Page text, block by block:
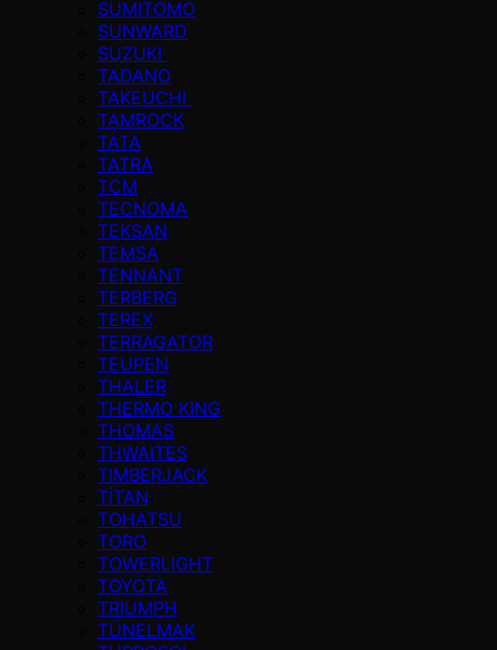
SUMITOMO
SUNWARD
SUZUKI
TADANO
TAKEUCHI
TAMROCK
TATA
TATRA
TCM
TECNOMA
TEKSAN
TEMSA
TENNANT
TERBERG
TEREX
TERRAGATOR
TEUPEN
THALER
THERMO KING
THOMAS
THWAITES
TIMBERJACK
TİTAN
TOHATSU
TORO
TOWERLIGHT
TOYOTA
TRIUMPH
TÜNELMAK